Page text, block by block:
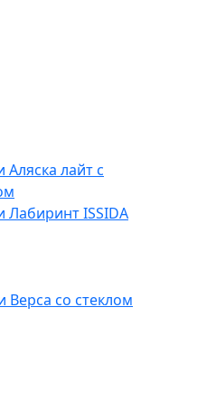
лайт с
Лабиринт ISSIDA
Верса со стеклом